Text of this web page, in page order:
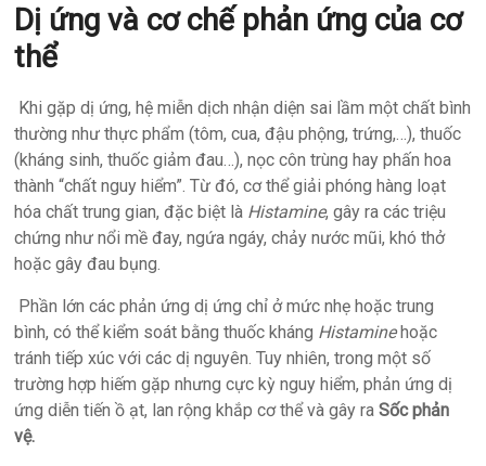
Dị ứng và cơ chế phản ứng của cơ
thể
Khi gặp dị ứng, hệ miễn dịch nhận diện sai lầm một chất bình
thường như thực phẩm (tôm, cua, đậu phộng, trứng,…), thuốc
(kháng sinh, thuốc giảm đau…), nọc côn trùng hay phấn hoa
thành “chất nguy hiểm”. Từ đó, cơ thể giải phóng hàng loạt
hóa chất trung gian, đặc biệt là Histamine, gây ra các triệu
chứng như nổi mề đay, ngứa ngáy, chảy nước mũi, khó thở
hoặc gây đau bụng.
Phần lớn các phản ứng dị ứng chỉ ở mức nhẹ hoặc trung
bình, có thể kiểm soát bằng thuốc kháng Histaminehoặc
tránh tiếp xúc với các dị nguyên. Tuy nhiên, trong một số
trường hợp hiếm gặp nhưng cực kỳ nguy hiểm, phản ứng dị
ứng diễn tiến ồ ạt, lan rộng khắp cơ thể và gây raSốc phản
vệ.